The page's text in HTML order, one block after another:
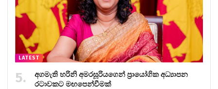
LATEST
අගමැති හරිනි අමරසූරියගෙන් ප්‍රායෝගික අධ්‍යාපන
රටාවකට මඟපෙන්වීමක්